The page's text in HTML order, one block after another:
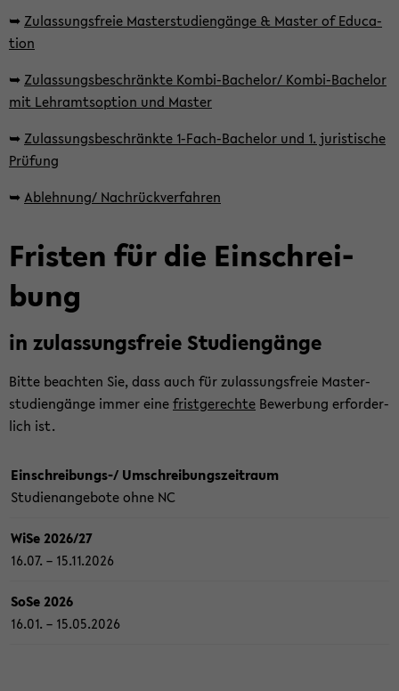
➥ Zu­las­sungs­freie Mas­ter­stu­di­en­gän­ge & Mas­ter of Edu­ca­
ti­on
➥ Zu­las­sungs­be­schränk­te Kombi-​Bachelor/ Kombi-​Bachelor
mit Lehr­amts­op­ti­on und Mas­ter
➥ Zu­las­sungs­be­schränk­te 1-​Fach-Bachelor und 1. ju­ris­ti­sche
Prü­fung
➥ Ab­leh­nung/ Nach­rück­ver­fah­ren
Fris­ten für die Ein­schrei­
bung
in zu­las­sungs­freie Stu­di­en­gän­ge
Bitte be­ach­ten Sie, dass auch für zu­las­sungs­freie Mas­ter­
stu­di­en­gän­ge immer einefrist­ge­rech­te Be­wer­bung er­for­der­
lich ist.
Einschreibungs-/ Umschreibungszeitraum
Stu­di­en­an­ge­bo­te ohne NC
WiSe 2026/27
16.07. – 15.11.2026
SoSe 2026
16.01. – 15.05.2026